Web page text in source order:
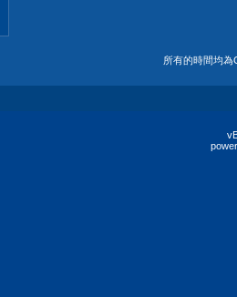
所有的時間均為